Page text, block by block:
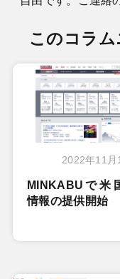
このコラ
2022年11月
MINKABUで米
情報の提供開始